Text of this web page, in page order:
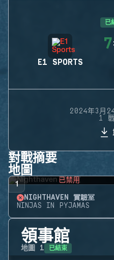
已
E1 SPORTS
7:
2024年3月
1
對戰摘要
地圖
1 已禁用
NIGHTHAVEN 實驗室
NINJAS IN PYJAMAS
領事館
地圖 1 已結束